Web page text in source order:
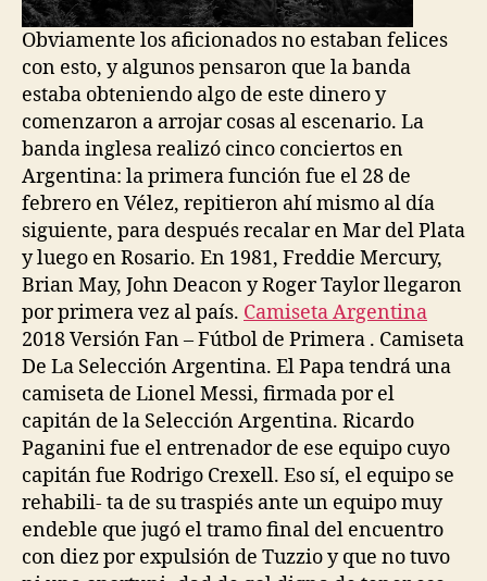
Obviamente los aficionados no estaban felices
con esto, y algunos pensaron que la banda
estaba obteniendo algo de este dinero y
comenzaron a arrojar cosas al escenario. La
banda inglesa realizó cinco conciertos en
Argentina: la primera función fue el 28 de
febrero en Vélez, repitieron ahí mismo al día
siguiente, para después recalar en Mar del Plata
y luego en Rosario. En 1981, Freddie Mercury,
Brian May, John Deacon y Roger Taylor llegaron
por primera vez al país. Camiseta Argentina
2018 Versión Fan – Fútbol de Primera . Camiseta
De La Selección Argentina. El Papa tendrá una
camiseta de Lionel Messi, firmada por el
capitán de la Selección Argentina. Ricardo
Paganini fue el entrenador de ese equipo cuyo
capitán fue Rodrigo Crexell. Eso sí, el equipo se
rehabili- ta de su traspiés ante un equipo muy
endeble que jugó el tramo final del encuentro
con diez por expulsión de Tuzzio y que no tuvo